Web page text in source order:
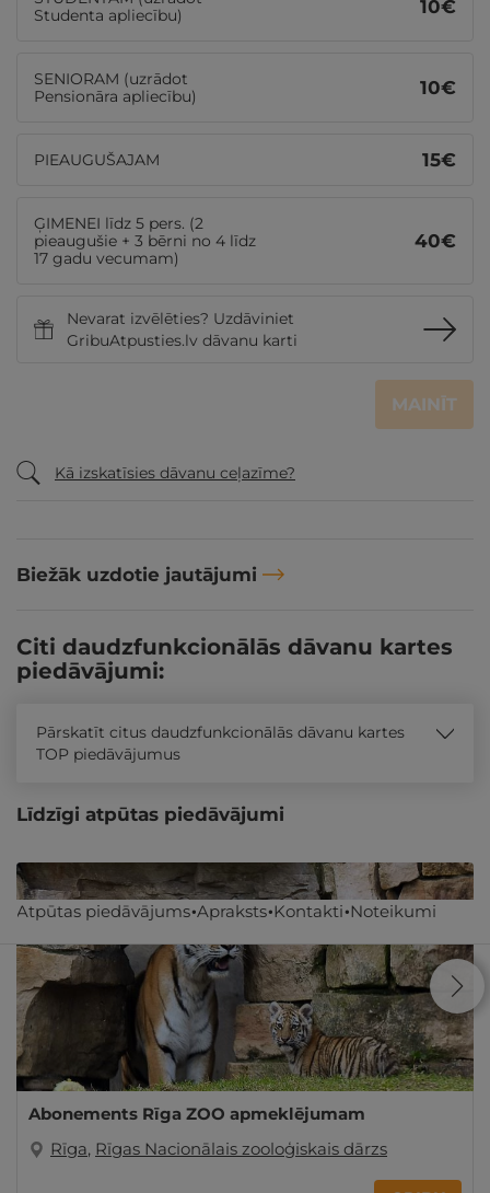
Studenta apliecību)
10€
SENIORAM (uzrādot
Pensionāra apliecību)
10€
PIEAUGUŠAJAM 15€
ĢIMENEI līdz 5 pers. (2
pieaugušie + 3 bērni no 4 līdz
17 gadu vecumam)
40€
Nevarat izvēlēties? Uzdāviniet
GribuAtpusties.lv dāvanu karti
MAINĪT
Kā izskatīsies dāvanu ceļazīme?
Biežāk uzdotie jautājumi
Atpūtas piedāvājums Apraksts Kontakti Noteikumi
Citi daudzfunkcionālās dāvanu kartes
piedāvājumi:
Pārskatīt citus daudzfunkcionālās dāvanu kartes
TOP piedāvājumus
Līdzīgi atpūtas piedāvājumi
Abonements Rīga ZOO apmeklējumam
Rīga, Rīgas Nacionālais zooloģiskais dārzs